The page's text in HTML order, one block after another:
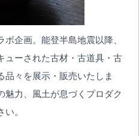
ボ企画。能登半島地震以降、
ューされた古材・古道具・古
品々を展示・販売いたしま
魅力、風土が息づくプロダク
。